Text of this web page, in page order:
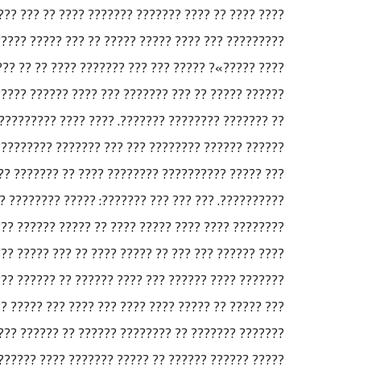
????? ?? ??????? ????????? ???? ??? ?????????
??? ???? ?????? ?????? «??? ????? ?????
??? ????? ??? ?? ???? ?????? ?? ???? ?? ????
??? ?????? ?? ?? ?????? ???? ????? ????? ?????
???? ?????? ?????? ????? ??? ?????? ????????
????? ?????? ?? ?????????? ????? ???????
???????? ???? ?????? ???????? ???????
???????. ?????? ?????? ?? ?????? ????? ?? ????
?? ???? ????? ?????? ?????? ??? ???? ??????
???????? ???? ???? ???????? ??????? ???? ????
????? ??????? ???? ?????? ?????? ?? ??? ?????
????? ??????? ???????? ??????. ??? ??????
??????? ?????? ???? ?????? ?? ????? ???????
?????? ???? ??????? ????????? ????????.